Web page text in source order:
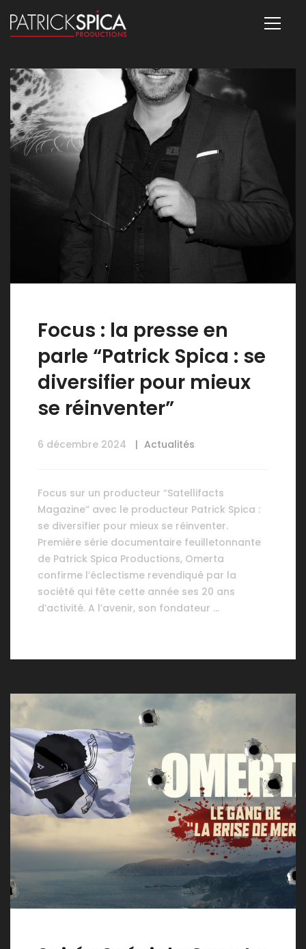
Focus : la presse en
parle “Patrick Spica : se
diversifier pour mieux
se réinventer”
6 décembre 2024 Actualités
Focus sur un producteur “Satellifacts
Magazine“ avec le producteur Patrick Spica :
se diversifier pour mieux se réinventer.
Première série documentaire feuilletonnante
de Patrick Spica Productions, Omerta
confirme l’éclectisme revendiqué par la
société qui fête cette année ses 20 ans
d’activité. A l’avenir, son fondateur …